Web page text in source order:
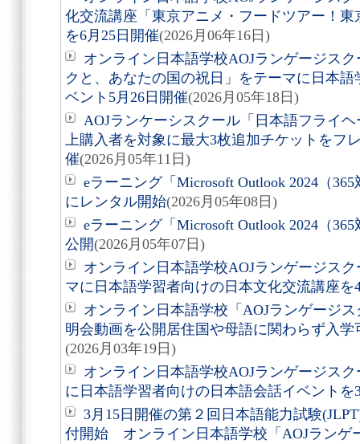
化交流講座「東京アニメ・フードツアー！
を6月25日開催(2026月06年16日)
オンライン日本語学校AOJランゲージス
クと、あなたの国の祝日」をテーマに日本
ベント5月26日開催(2026月05年18日)
AOJランケーシスクール「日本語フライ
上購入者を対象に最大3枚追加チケットをフ
催(2026月05年11日)
eラーニング「Microsoft Outlook 2024（
にレンタル開始(2026月05年08日)
eラーニング「Microsoft Outlook 2024（
公開(2026月05年07日)
オンライン日本語学校AOJランゲージス
マに日本語学習者向けの日本文化交流講座を
オンライン日本語学校「AOJランゲージ
明会動画を公開居住国や母語に関わらず入
(2026月03年19日)
オンライン日本語学校AOJランゲージス
に日本語学習者向けの日本語会話イベントを
3月15日開催の第２回日本語能力試験
付開始 オンライン日本語学校「AOJランゲ